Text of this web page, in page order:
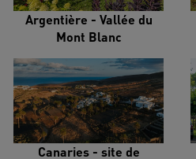
Argentière - Vallée du
Mont Blanc
Canaries - site de